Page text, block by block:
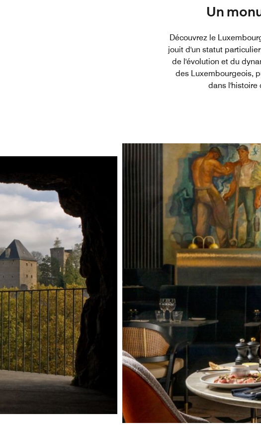
Un
Découvrez le
jouit d'un statut
de l'évolution et du
des Luxembourgeois,
dans l'histoire